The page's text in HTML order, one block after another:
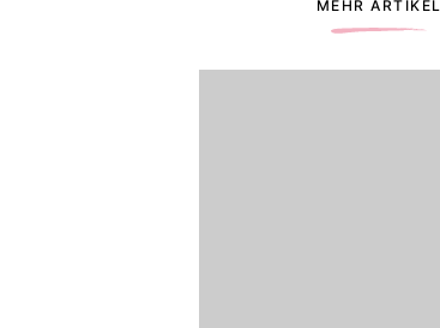
MEHR ARTIKEL